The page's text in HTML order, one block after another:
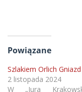
Powiązane
Szlakiem Orlich Gniazd
2 listopada 2024
W „Jura